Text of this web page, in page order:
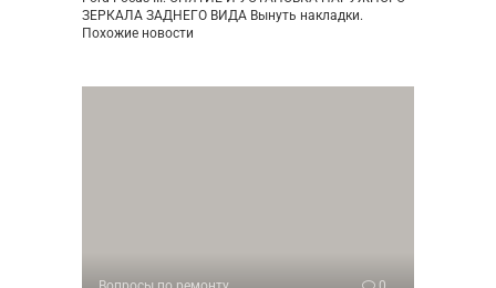
ЗЕРКАЛА ЗАДНЕГО ВИДА Вынуть накладки.
Похожие новости